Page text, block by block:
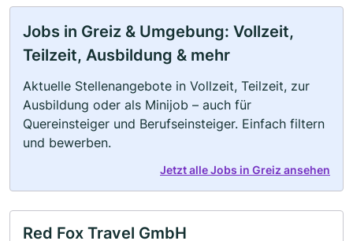
Jobs in Greiz & Umgebung: Vollzeit,
Teilzeit, Ausbildung & mehr
Aktuelle Stellenangebote in Vollzeit, Teilzeit, zur
Ausbildung oder als Minijob – auch für
Quereinsteiger und Berufseinsteiger. Einfach filtern
und bewerben.
Jetzt alle Jobs in Greiz ansehen
Red Fox Travel GmbH